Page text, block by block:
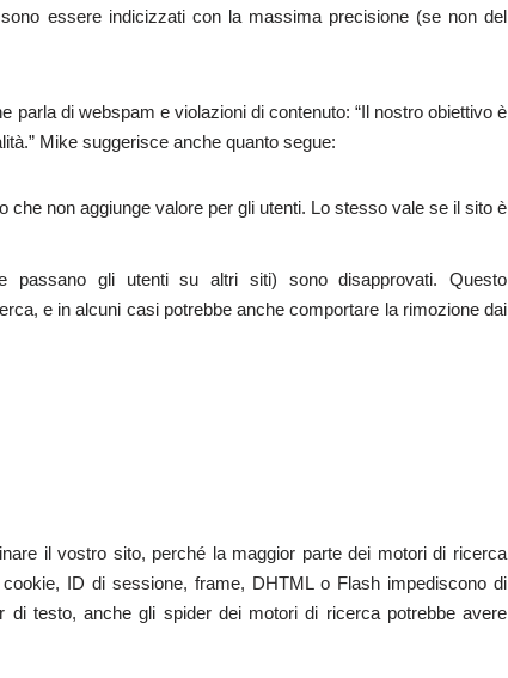
essere indicizzati con la massima precisione (se non del
parla di webspam e violazioni di contenuto: “Il nostro obiettivo è
Mike suggerisce anche quanto segue:
che non aggiunge valore per gli utenti. Lo stesso vale se il sito è
passano gli utenti su altri siti) sono disapprovati. Questo
e in alcuni casi potrebbe anche comportare la rimozione dai
il vostro sito, perché la maggior parte dei motori di ricerca
ID di sessione, frame, DHTML o Flash impediscono di
testo, anche gli spider dei motori di ricerca potrebbe avere